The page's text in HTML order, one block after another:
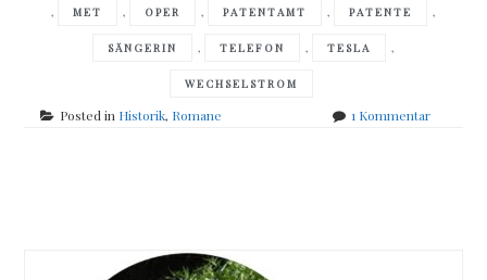
, MET , OPER , PATENTAMT , PATENTE ,
SÄNGERIN , TELEFON , TESLA ,
WECHSELSTROM
Posted in Historik, Romane 1 Kommentarzu
navigation